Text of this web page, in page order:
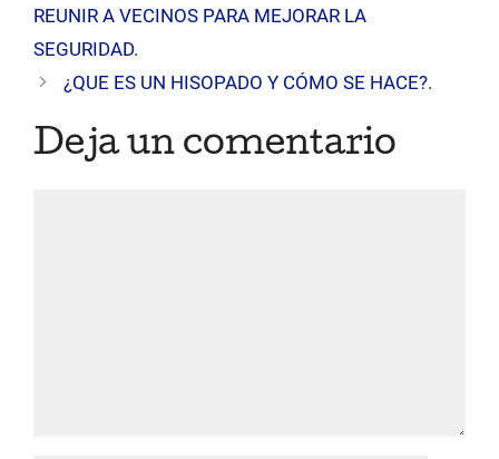
REUNIR A VECINOS PARA MEJORAR LA
SEGURIDAD.
¿QUE ES UN HISOPADO Y CÓMO SE HACE?.
Deja un comentario